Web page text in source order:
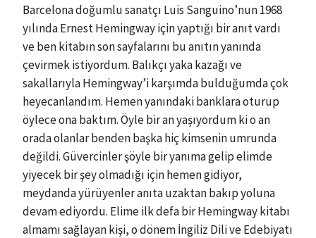
Barcelona doğumlu sanatçı Luis Sanguino’nun 1968
yılında Ernest Hemingway için yaptığı bir anıt vardı
ve ben kitabın son sayfalarını bu anıtın yanında
çevirmek istiyordum. Balıkçı yaka kazağı ve
sakallarıyla Hemingway’i karşımda bulduğumda çok
heyecanlandım. Hemen yanındaki banklara oturup
öylece ona baktım. Öyle bir an yaşıyordum ki o an
orada olanlar benden başka hiç kimsenin umrunda
değildi. Güvercinler şöyle bir yanıma gelip elimde
yiyecek bir şey olmadığı için hemen gidiyor,
meydanda yürüyenler anıta uzaktan bakıp yoluna
devam ediyordu. Elime ilk defa bir Hemingway kitabı
almamı sağlayan kişi, o dönem İngiliz Dili ve Edebiyatı